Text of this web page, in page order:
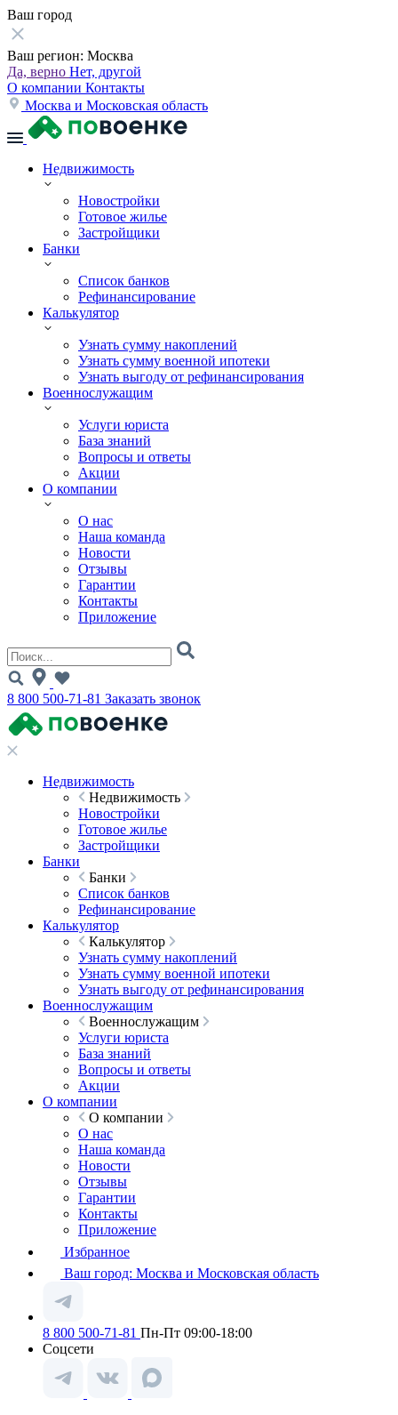
Ваш город
Ваш регион: Москва
Да, верно Нет, другой
О компании Контакты
Москва и Московская область
Недвижимость
Новостройки
Готовое жилье
Застройщики
Банки
Список банков
Рефинансирование
Калькулятор
Узнать сумму накоплений
Узнать сумму военной ипотеки
Узнать выгоду от рефинансирования
Военнослужащим
Услуги юриста
База знаний
Вопросы и ответы
Акции
О компании
О нас
Наша команда
Новости
Отзывы
Гарантии
Контакты
Приложение
8 800 500-71-81 Заказать звонок
Недвижимость
Недвижимость
Новостройки
Готовое жилье
Застройщики
Банки
Банки
Список банков
Рефинансирование
Калькулятор
Калькулятор
Узнать сумму накоплений
Узнать сумму военной ипотеки
Узнать выгоду от рефинансирования
Военнослужащим
Военнослужащим
Услуги юриста
База знаний
Вопросы и ответы
Акции
О компании
О компании
О нас
Наша команда
Новости
Отзывы
Гарантии
Контакты
Приложение
Избранное
Ваш город: Москва и Московская область
8 800 500-71-81 Пн-Пт 09:00-18:00
Соцсети